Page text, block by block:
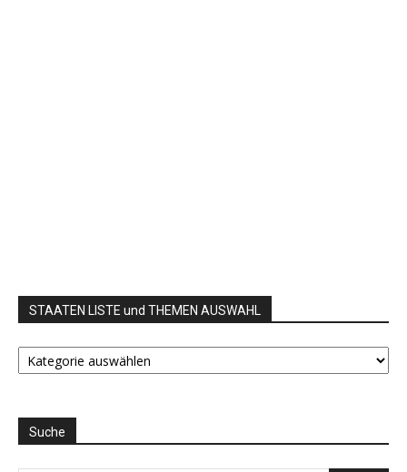
STAATEN LISTE und THEMEN AUSWAHL
STAATEN
LISTE
AUSWAHL
Suche